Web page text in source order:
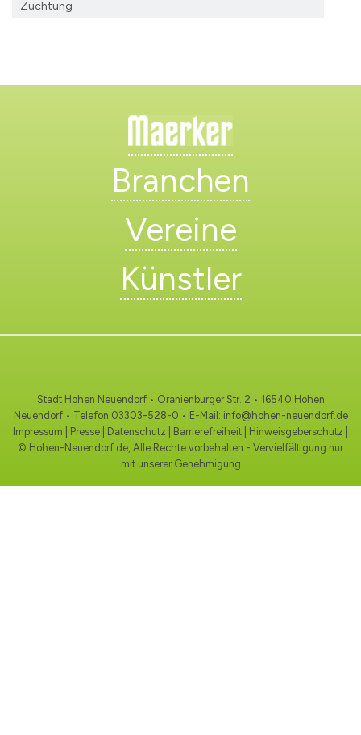
Züchtung
Branchen
Vereine
Künstler
Stadt Hohen Neuendorf • Oranienburger Str. 2 • 16540 Hohen
Neuendorf • Telefon 03303-528-0 • E-Mail: info@hohen-neuendorf.de
Impressum
Presse Datenschutz Barrierefreiheit Hinweisgeberschutz
© Hohen-Neuendorf.de, Alle Rechte vorbehalten - Vervielfältigung nur
mit unserer Genehmigung